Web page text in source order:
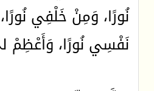
نُورًا، وَمِنْ خَلْفِي
نَفْسِي نُورًا، وَأَعْظِمْ